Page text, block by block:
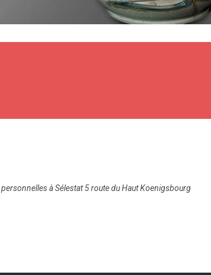
à Sélestat 5 route du Haut Koenigsbourg